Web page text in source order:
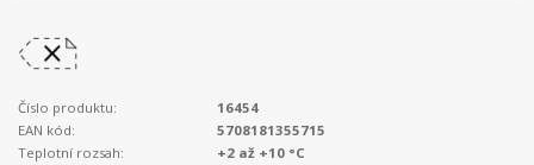
Číslo produktu:
16454
EAN kód:
5708181355715
Teplotní rozsah:
+2 až +10 °C